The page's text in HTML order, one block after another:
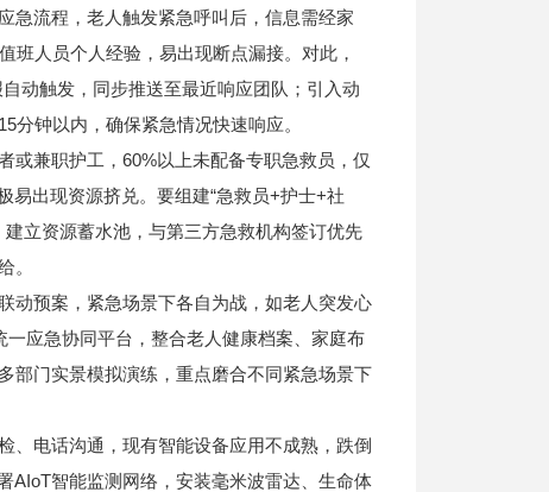
急流程，老人触发紧急呼叫后，信息需经家
班人员个人经验，易出现断点漏接。对此，
动触发，同步推送至最近响应团队；引入动
分钟以内，确保紧急情况快速响应。
或兼职护工，60%以上未配备专职急救员，仅
易出现资源挤兑。要组建“急救员+护士+社
立资源蓄水池，与第三方急救机构签订优先
。
动预案，紧急场景下各自为战，如老人突发心
应急协同平台，整合老人健康档案、家庭布
部门实景模拟演练，重点磨合不同紧急场景下
、电话沟通，现有智能设备应用不成熟，跌倒
AIoT智能监测网络，安装毫米波雷达、生命体